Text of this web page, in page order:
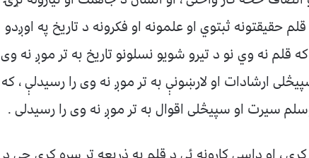
حقیقتونه ثبتوي او علمونه او فکرونه د تاریخ په اوږدو
قلم نه وي نو د تیرو شویو نسلونو تاریخ به تر موږ نه وی
ارشادات او لارښونې به تر موږ نه وی را رسیدلې ، که
سیرت او سپیڅلی اقوال به تر موږ نه وی را رسیدلی .